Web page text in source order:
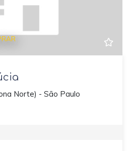
Norte) - São Paulo